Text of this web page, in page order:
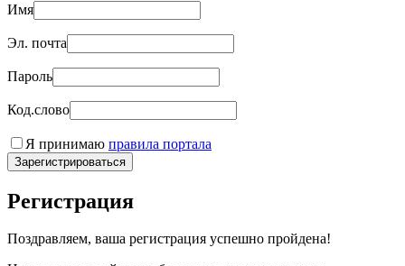
Имя
Эл. почта
Пароль
Код.слово
Я принимаю правила портала
Зарегистрироваться
Регистрация
Поздравляем, ваша регистрация успешно пройдена!